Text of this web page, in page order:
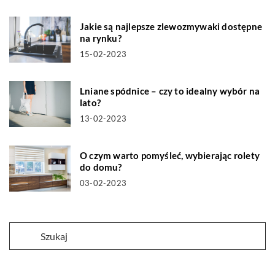
Jakie są najlepsze zlewozmywaki dostępne
na rynku?
15-02-2023
Lniane spódnice – czy to idealny wybór na
lato?
13-02-2023
O czym warto pomyśleć, wybierając rolety
do domu?
03-02-2023